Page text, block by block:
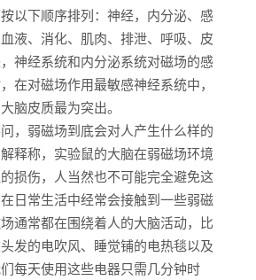
以下顺序排列：神经，内分泌、感
液、消化、肌肉、排泄、呼吸、皮
神经系统和内分泌系统对磁场的感
在对磁场作用最敏感神经系统中，
脑皮质最为突出。
，弱磁场到底会对人产生什么样的
释称，实验鼠的大脑在弱磁场环境
损伤，人当然也不可能完全避免这
日常生活中经常会接触到一些弱磁
通常都在围绕着人的大脑活动，比
发的电吹风、睡觉铺的电热毯以及
每天使用这些电器只需几分钟时